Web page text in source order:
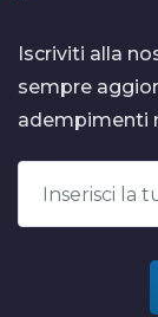
Iscriviti alla
sempre
adempimenti